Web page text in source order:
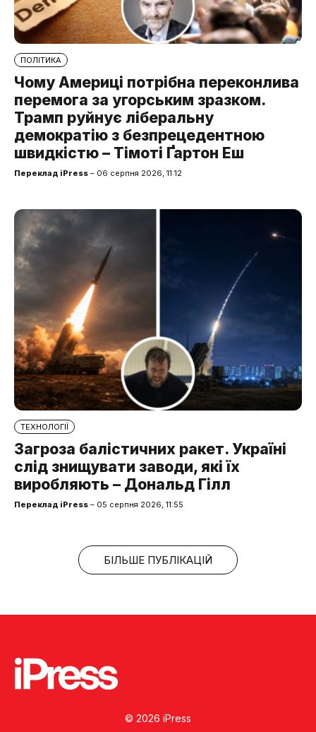
ПОЛІТИКА
Чому Америці потрібна переконлива
перемога за угорським зразком.
Трамп руйнує ліберальну
демократію з безпрецедентною
швидкістю – Тімоті Ґартон Еш
Переклад iPress – 06 серпня 2026, 11:12
ТЕХНОЛОГІЇ
Загроза балістичних ракет. Україні
слід знищувати заводи, які їх
виробляють – Дональд Гілл
Переклад iPress – 05 серпня 2026, 11:55
БІЛЬШЕ ПУБЛІКАЦІЙ
© 2026 iPress